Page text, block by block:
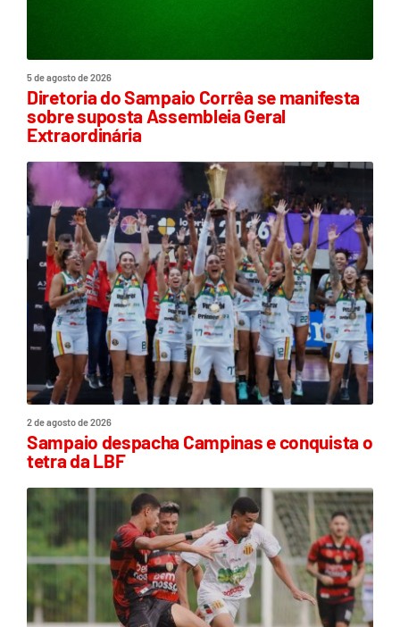
5 de agosto de 2026
Diretoria do Sampaio Corrêa se manifesta
sobre suposta Assembleia Geral
Extraordinária
2 de agosto de 2026
Sampaio despacha Campinas e conquista o
tetra da LBF